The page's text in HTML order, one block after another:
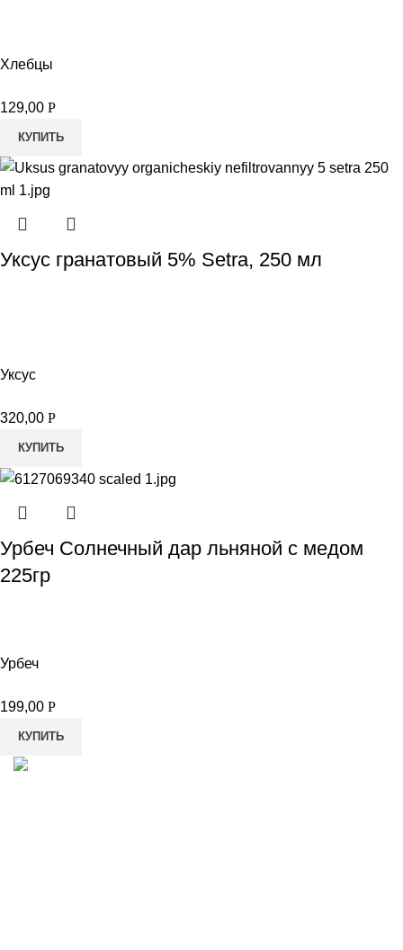
Хлебцы
129,00 Р
КУПИТЬ
Уксус гранатовый 5% Setra, 250 мл
Уксус
320,00 Р
КУПИТЬ
Урбеч Солнечный дар льняной с медом
225гр
Урбеч
199,00 Р
КУПИТЬ